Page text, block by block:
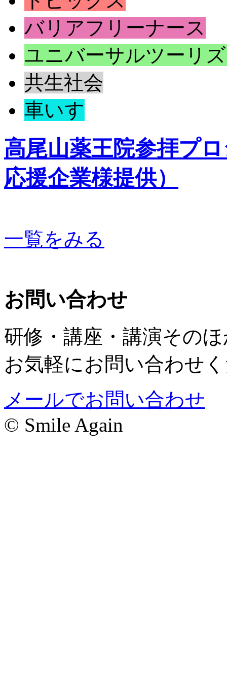
バリアフリーナース
ユニバーサルツーリ
共生社会
車いす
高尾山薬王院参拝プ
応援企業様提供）
一覧をみる
お問い合わせ
研修・講座・講演その
お気軽にお問い合わせ
メールでお問い合わせ
© Smile Again